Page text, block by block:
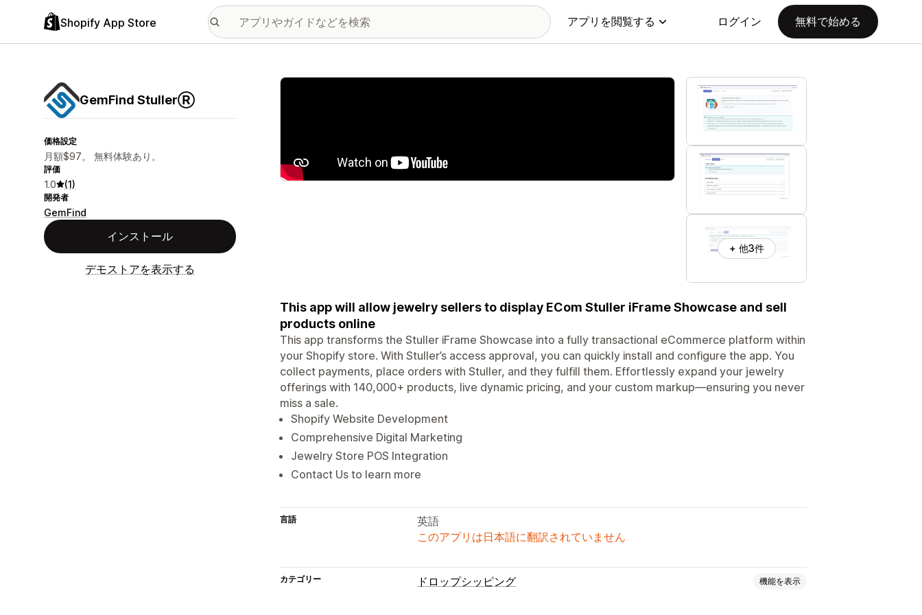
Shopify App Store アプリを閲覧する ログイン 無料で始める
GemFind StullerⓇ
価格設定
月額$97。 無料体験あり。
評価
1.0 (1)
開発者
GemFind
インストール
デモストアを表示する
特集の画像ギャラリー
+ 他3件
This app will allow jewelry sellers to display ECom Stuller iFrame Showcase and sell
products online
This app transforms the Stuller iFrame Showcase into a fully transactional eCommerce platform within
your Shopify store. With Stuller’s access approval, you can quickly install and configure the app. You
collect payments, place orders with Stuller, and they fulfill them. Effortlessly expand your jewelry
offerings with 140,000+ products, live dynamic pricing, and your custom markup—ensuring you never
miss a sale.
Shopify Website Development
Comprehensive Digital Marketing
Jewelry Store POS Integration
Contact Us to learn more
言語
英語
このアプリは日本語に翻訳されていません
カテゴリー ドロップシッピング 機能を表示